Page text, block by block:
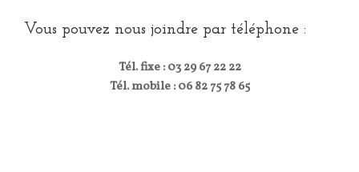
Vous pouvez nous joindre par téléphone :
Tél. fixe : 03 29 67 22 22
Tél. mobile : 06 82 75 78 65